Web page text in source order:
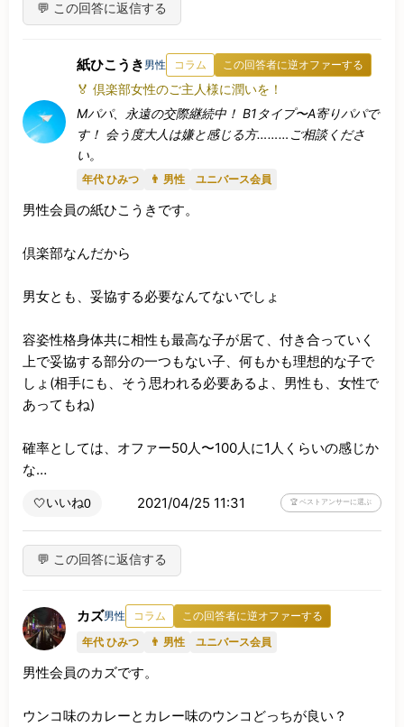
💬 この回答に返信する
紙ひこうき 男性 コラム この回答者に逆オファーする
🏅 倶楽部女性のご主人様に潤いを！
Mパパ、永遠の交際継続中！ B1タイプ〜A寄りパパで
す！ 会う度大人は嫌と感じる方………ご相談くださ
い。
年代 ひみつ 👨 男性 ユニバース会員
男性会員の紙ひこうきです。
倶楽部なんだから
男女とも、妥協する必要なんてないでしょ
容姿性格身体共に相性も最高な子が居て、付き合っていく
上で妥協する部分の一つもない子、何もかも理想的な子で
しょ(相手にも、そう思われる必要あるよ、男性も、女性で
あってもね)
確率としては、オファー50人〜100人に1人くらいの感じか
な…
🤍いいね0 2021/04/25 11:31 🏆 ベストアンサーに選ぶ
💬 この回答に返信する
カズ男性 コラム
この回答者に逆オファーする
年代 ひみつ
👨 男性 ユニバース会員
男性会員のカズです。
ウンコ味のカレーとカレー味のウンコどっちが良い？